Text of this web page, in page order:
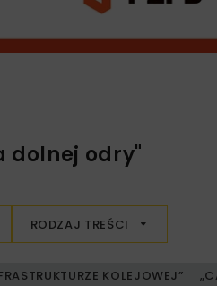
dolnej odry"
RODZAJ TREŚCI
KOLEJOWEJ”